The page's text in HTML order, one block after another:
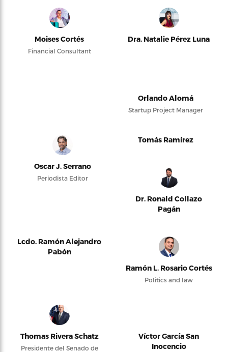
Moises Cortés
Financial Consultant
Dra. Natalie Pérez Luna
Orlando Alomá
Startup Project Manager
Oscar J. Serrano
Periodista Editor
Tomás Ramírez
Dr. Ronald Collazo
Pagán
Lcdo. Ramón Alejandro
Pabón
Ramón L. Rosario Cortés
Politics and law
Thomas Rivera Schatz
Presidente del Senado de
Víctor García San
Inocencio